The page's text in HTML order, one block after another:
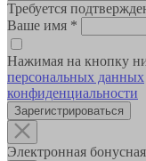
Требуется
Ваше имя *
Нажимая на кнопку
персональных данных
конфиденциальности
Зарегистрироваться
Электронная